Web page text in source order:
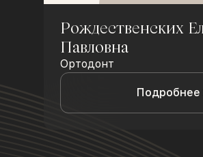
Рождественских
Павловна
Ортодонт
Подробнее